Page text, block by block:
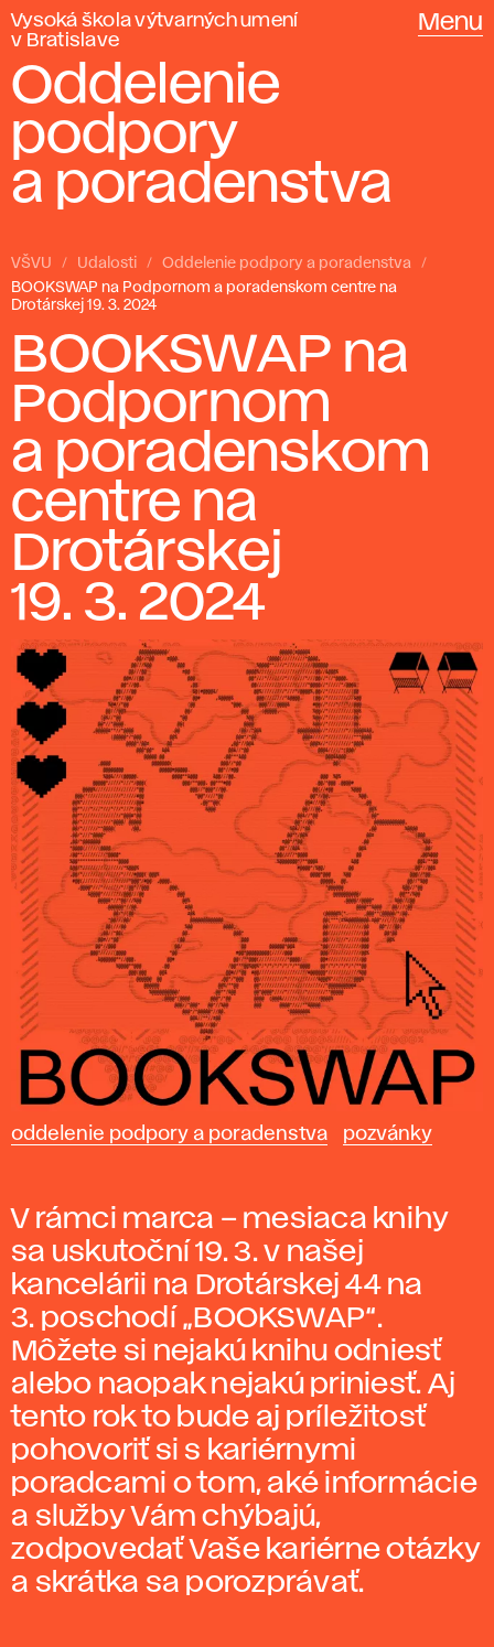
Vysoká škola výtvarných umení
v Bratislave
Menu
Oddelenie
podpory
a poradenstva
VŠVU Udalosti
Oddelenie podpory a poradenstva
BOOKSWAP na Podpornom a poradenskom centre na
Drotárskej 19. 3. 2024
BOOKSWAP na
Podpornom
a poradenskom
centre na
Drotárskej
19. 3. 2024
oddelenie podpory a poradenstva pozvánky
V rámci marca – mesiaca knihy
sa uskutoční 19. 3. v našej
kancelárii na Drotárskej 44 na
3. poschodí „BOOKSWAP“.
Môžete si nejakú knihu odniesť
alebo naopak nejakú priniesť. Aj
tento rok to bude aj príležitosť
pohovoriť si s kariérnymi
poradcami o tom, aké informácie
a služby Vám chýbajú,
zodpovedať Vaše kariérne otázky
a skrátka sa porozprávať.